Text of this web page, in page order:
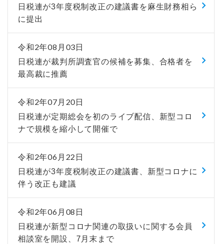
日税連が3年度税制改正の建議書を麻生財務相ら
に提出
令和2年08月03日
日税連が裁判所調査官の候補を募集、合格者を
最高裁に推薦
令和2年07月20日
日税連が定期総会を初のライブ配信、新型コロ
ナで規模を縮小して開催で
令和2年06月22日
日税連が3年度税制改正の建議書、新型コロナに
伴う改正も建議
令和2年06月08日
日税連が新型コロナ関連の取扱いに関する会員
相談室を開設、7月末まで